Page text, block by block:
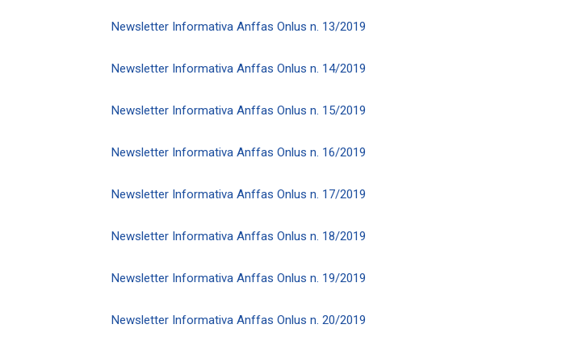
Newsletter Informativa Anffas Onlus n. 13/2019
Newsletter Informativa Anffas Onlus n. 14/2019
Newsletter Informativa Anffas Onlus n. 15/2019
Newsletter Informativa Anffas Onlus n. 16/2019
Newsletter Informativa Anffas Onlus n. 17/2019
Newsletter Informativa Anffas Onlus n. 18/2019
Newsletter Informativa Anffas Onlus n. 19/2019
Newsletter Informativa Anffas Onlus n. 20/2019